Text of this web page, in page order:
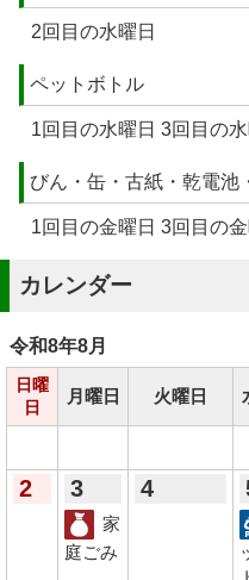
2回目の水曜日
ペットボトル
1回目の水曜日 3回目の水
びん・缶・古紙・乾電池
1回目の金曜日 3回目の金
カレンダー
令和8年8月
日曜
日
月曜日 火曜日
2
3
家
庭ごみ
4